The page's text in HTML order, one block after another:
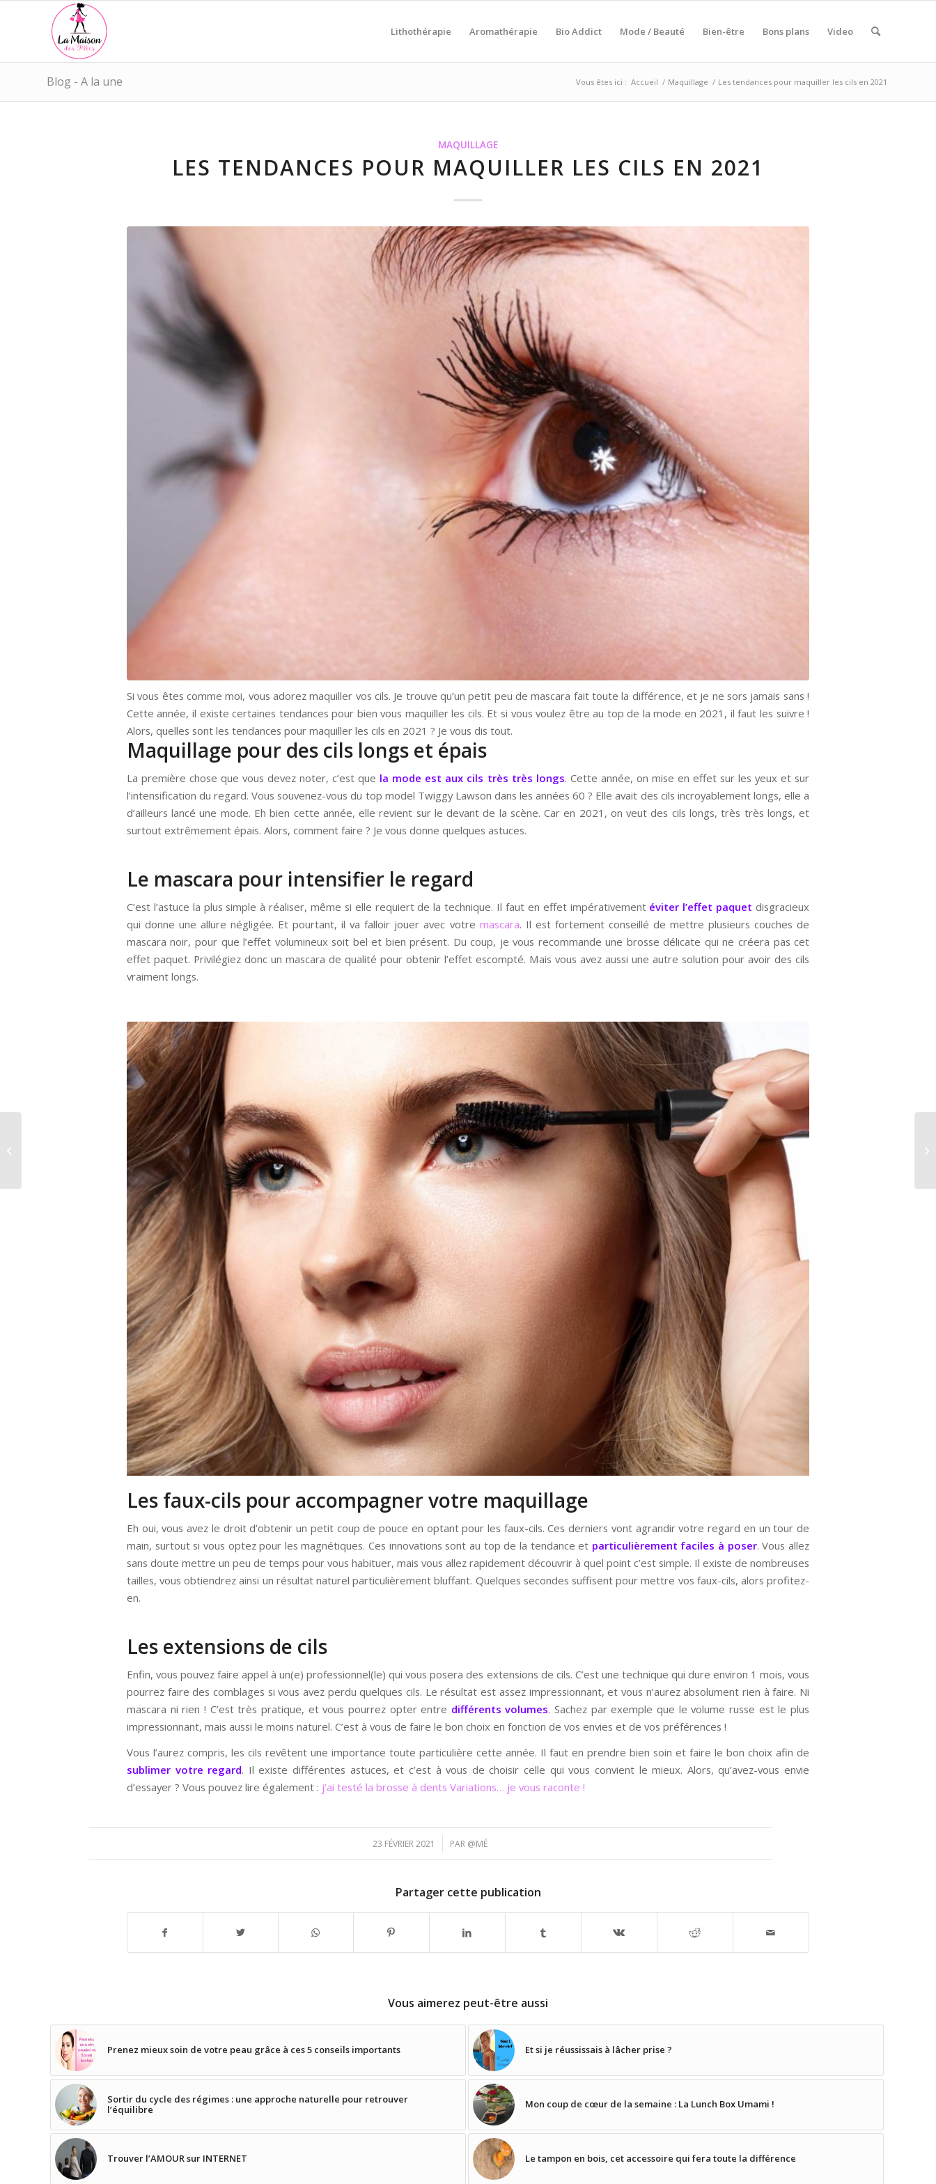
Lithothérapie Aromathérapie Bio Addict Mode / Beauté Bien-être Bons plans Video
Blog - A la une Vous êtes ici : Accueil / Maquillage / Les tendances pour maquiller les cils en 2021
MAQUILLAGE
LES TENDANCES POUR MAQUILLER LES CILS EN 2021
Si vous êtes comme moi, vous adorez maquiller vos cils. Je trouve qu’un petit peu de mascara fait toute la différence, et je ne sors jamais sans !
Cette année, il existe certaines tendances pour bien vous maquiller les cils. Et si vous voulez être au top de la mode en 2021, il faut les suivre !
Alors, quelles sont les tendances pour maquiller les cils en 2021 ? Je vous dis tout.
Maquillage pour des cils longs et épais
La première chose que vous devez noter, c’est que la mode est aux cils très très longs. Cette année, on mise en effet sur les yeux et sur
l’intensification du regard. Vous souvenez-vous du top model Twiggy Lawson dans les années 60 ? Elle avait des cils incroyablement longs, elle a
d’ailleurs lancé une mode. Eh bien cette année, elle revient sur le devant de la scène. Car en 2021, on veut des cils longs, très très longs, et
surtout extrêmement épais. Alors, comment faire ? Je vous donne quelques astuces.
Le mascara pour intensifier le regard
C’est l’astuce la plus simple à réaliser, même si elle requiert de la technique. Il faut en effet impérativement éviter l’effet paquet disgracieux
qui donne une allure négligée. Et pourtant, il va falloir jouer avec votre mascara. Il est fortement conseillé de mettre plusieurs couches de
mascara noir, pour que l’effet volumineux soit bel et bien présent. Du coup, je vous recommande une brosse délicate qui ne créera pas cet
effet paquet. Privilégiez donc un mascara de qualité pour obtenir l’effet escompté. Mais vous avez aussi une autre solution pour avoir des cils
vraiment longs.
Les faux-cils pour accompagner votre maquillage
Eh oui, vous avez le droit d’obtenir un petit coup de pouce en optant pour les faux-cils. Ces derniers vont agrandir votre regard en un tour de
main, surtout si vous optez pour les magnétiques. Ces innovations sont au top de la tendance et particulièrement faciles à poser. Vous allez
sans doute mettre un peu de temps pour vous habituer, mais vous allez rapidement découvrir à quel point c’est simple. Il existe de nombreuses
tailles, vous obtiendrez ainsi un résultat naturel particulièrement bluffant. Quelques secondes suffisent pour mettre vos faux-cils, alors profitez-
en.
Les extensions de cils
Enfin, vous pouvez faire appel à un(e) professionnel(le) qui vous posera des extensions de cils. C’est une technique qui dure environ 1 mois, vous
pourrez faire des comblages si vous avez perdu quelques cils. Le résultat est assez impressionnant, et vous n’aurez absolument rien à faire. Ni
mascara ni rien ! C’est très pratique, et vous pourrez opter entre différents volumes. Sachez par exemple que le volume russe est le plus
impressionnant, mais aussi le moins naturel. C’est à vous de faire le bon choix en fonction de vos envies et de vos préférences !
Vous l’aurez compris, les cils revêtent une importance toute particulière cette année. Il faut en prendre bien soin et faire le bon choix afin de
sublimer votre regard. Il existe différentes astuces, et c’est à vous de choisir celle qui vous convient le mieux. Alors, qu’avez-vous envie
d’essayer ? Vous pouvez lire également : j’ai testé la brosse à dents Variations… je vous raconte !
23 FÉVRIER 2021
/ PAR @MÉ
Partager cette publication
Vous aimerez peut-être aussi
Prenez mieux soin de votre peau grâce à ces 5 conseils importants Et si je réussissais à lâcher prise ?
Sortir du cycle des régimes : une approche naturelle pour retrouver
l’équilibre
Mon coup de cœur de la semaine : La Lunch Box Umami !
Trouver l’AMOUR sur INTERNET Le tampon en bois, cet accessoire qui fera toute la différence